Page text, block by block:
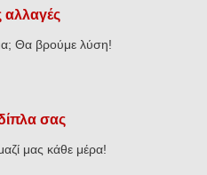
αλλαγές
Θα βρούμε λύση!
σας
μας κάθε μέρα!